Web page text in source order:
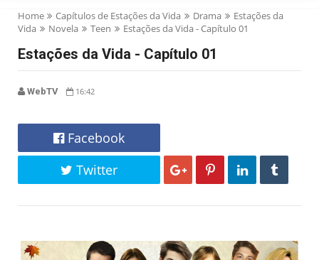
Home Capítulos de Estações da Vida Drama
Estações da
Vida
Novela Teen Estações da Vida - Capítulo 01
Estações da Vida - Capítulo 01
WebTV 16:42
Facebook
Twitter